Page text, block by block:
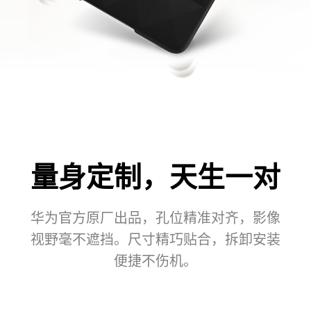
量身定制，天生一对
华为官方原厂出品，孔位精准对齐，影像
视野毫不遮挡。尺寸精巧贴合，拆卸安装
便捷不伤机。